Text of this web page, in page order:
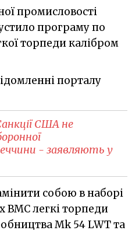
програму по
торпеди калібром
порталу
США не
- заявляють у
собою в наборі
ВМС легкі торпеди
Mk 54 LWT та